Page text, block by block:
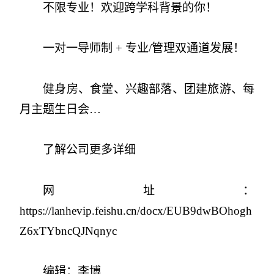
不限专业！欢迎跨学科背景的你！
一对一导师制 + 专业/管理双通道发展！
健身房、食堂、兴趣部落、团建旅游、每
月主题生日会…
了解公司更多详细
网址：
https://lanhevip.feishu.cn/docx/EUB9dwBOhogh
Z6xTYbncQJNqnyc
编辑：李博